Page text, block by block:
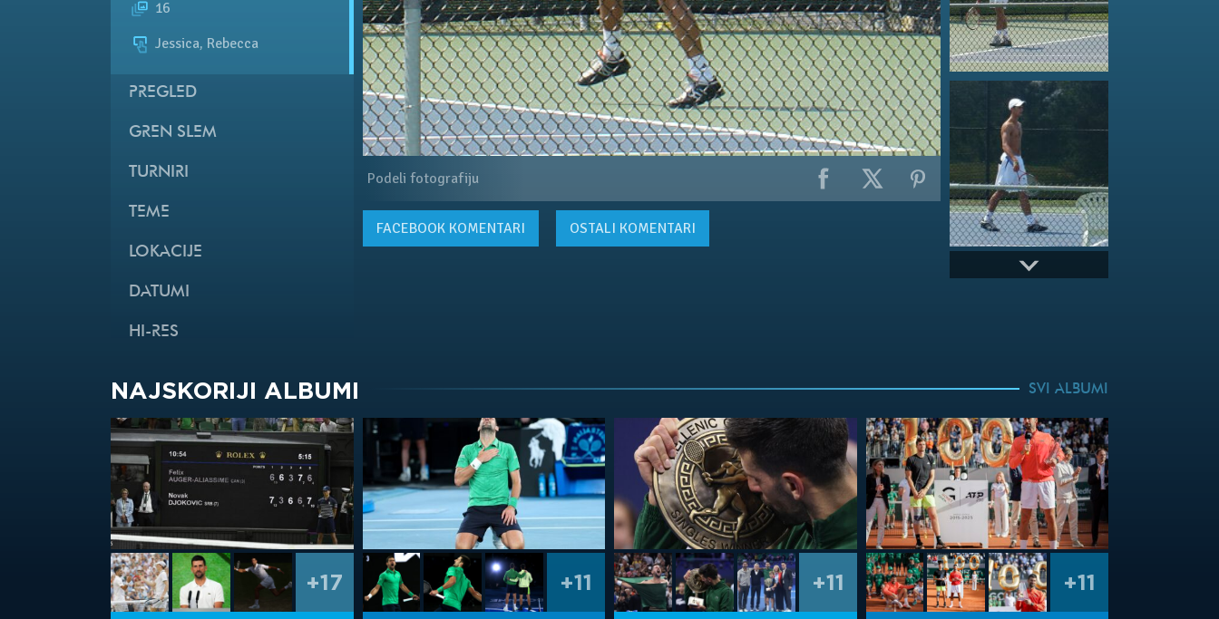
16
Jessica, Rebecca
PREGLED
GREN SLEM
TURNIRI
TEME
LOKACIJE
DATUMI
HI-RES
Podeli fotografiju
FACEBOOKKOMENTARI OSTALI KOMENTARI
NAJSKORIJI ALBUMI SVI ALBUMI
+17 +11 +11 +11